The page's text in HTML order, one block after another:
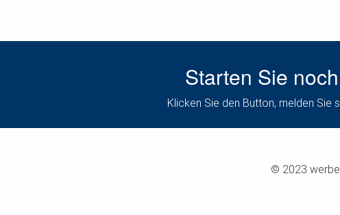
Starten Sie
Klicken Sie den Button, melden Sie
© 2023